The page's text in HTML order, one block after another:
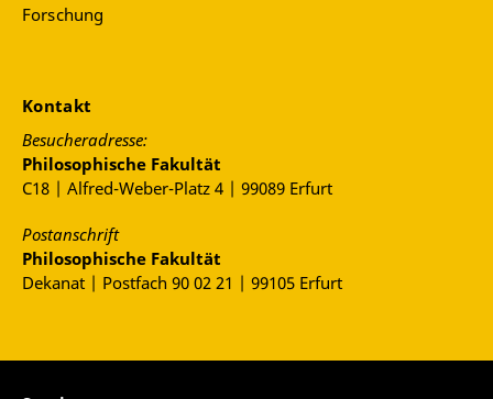
Forschung
Kontakt
Besucheradresse:
Philosophische Fakultät
C18 | Alfred-Weber-Platz 4 | 99089 Erfurt
Postanschrift
Philosophische Fakultät
Dekanat | Postfach 90 02 21 | 99105 Erfurt